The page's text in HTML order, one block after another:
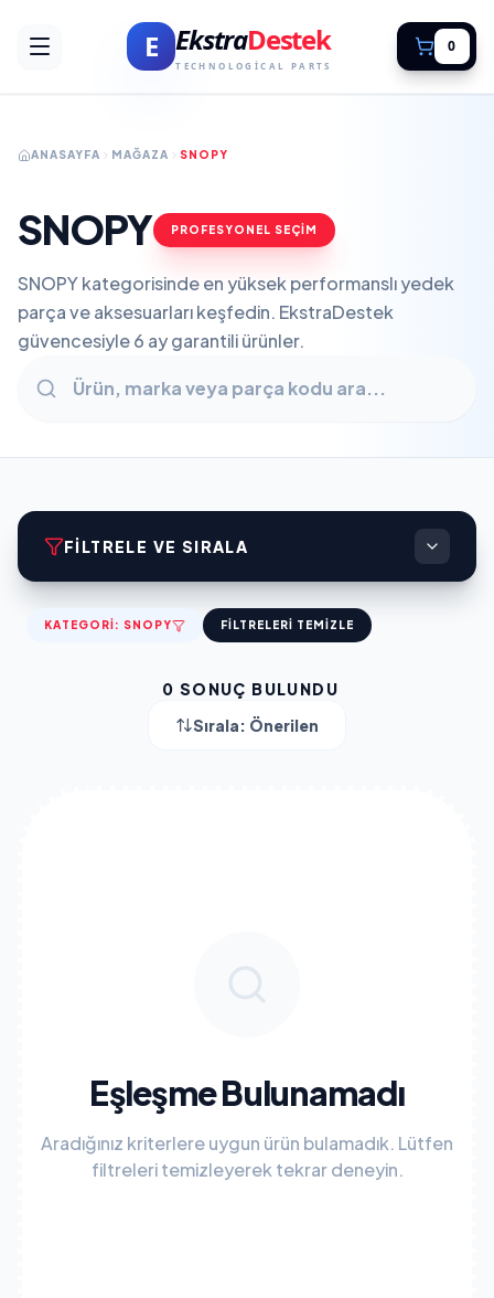
E EkstraDestek
TECHNOLOGICAL PARTS
0
ANASAYFA MAĞAZA SNOPY
SNOPY PROFESYONEL SEÇİM
SNOPY kategorisinde en yüksek performanslı yedek
parça ve aksesuarları keşfedin. EkstraDestek
güvencesiyle 6 ay garantili ürünler.
FILTRELE VE SIRALA
KATEGORI: SNOPY FILTRELERI TEMIZLE
0 SONUÇ BULUNDU
Sırala: Önerilen
Eşleşme Bulunamadı
Aradığınız kriterlere uygun ürün bulamadık. Lütfen
filtreleri temizleyerek tekrar deneyin.